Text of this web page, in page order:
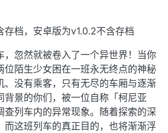
存档，安卓版为v1.0.2不含存档
，忽然就被卷入了一个异世界！当你
位陌生少女困在一班永无终点的神秘
、没有乘客，只有无尽的车厢与逐渐
背景的你们，被一位自称「柯尼亚
查列车内的异常现象。随着探索的深
而这班列车的真正目的，也将渐渐浮